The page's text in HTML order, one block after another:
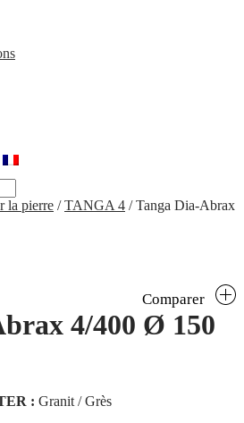
la pierre /TANGA 4 /Tanga Dia-Abrax
4/400 Ø 150
Comparer
: Granit / Grès